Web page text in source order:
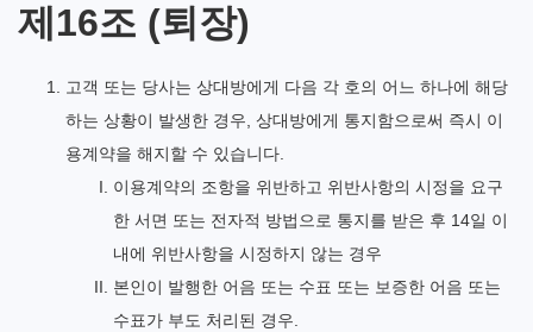
제16조 (퇴장)
고객 또는 당사는 상대방에게 다음 각 호의 어느 하나에 해당
하는 상황이 발생한 경우, 상대방에게 통지함으로써 즉시 이
용계약을 해지할 수 있습니다.
이용계약의 조항을 위반하고 위반사항의 시정을 요구
한 서면 또는 전자적 방법으로 통지를 받은 후 14일 이
내에 위반사항을 시정하지 않는 경우
본인이 발행한 어음 또는 수표 또는 보증한 어음 또는
수표가 부도 처리된 경우.